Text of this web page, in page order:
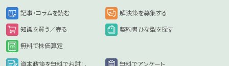
記事・コラムを読む 解決策を募集する
知識を買う／売る 契約書ひな型を探す
無料で株価算定
資本政策を無料でお試し 無料でアンケート